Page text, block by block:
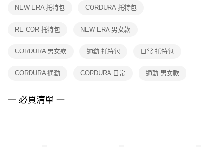
客戶支援中心」https://netprotections.freshdesk.com/support/home
１．透過由恩沛科技股份有限公司提供之「AFTEE先享後付」服務完成之交
權轉讓予恩沛科技股份有限公司。
３．未成年的使用者請事先徵得法定代理人或監護人之同意方可使用
４．使用「AFTEE先享後付」時，將依據個別帳號之用戶狀況，依本公司即
NEW ERA 托特包 CORDURA 托特包
RE COR 托特包 NEW ERA 男女款
CORDURA 男女款 通勤 托特包 日常 托特包
CORDURA 通勤 CORDURA 日常 通勤 男女款
一 必買清單 一